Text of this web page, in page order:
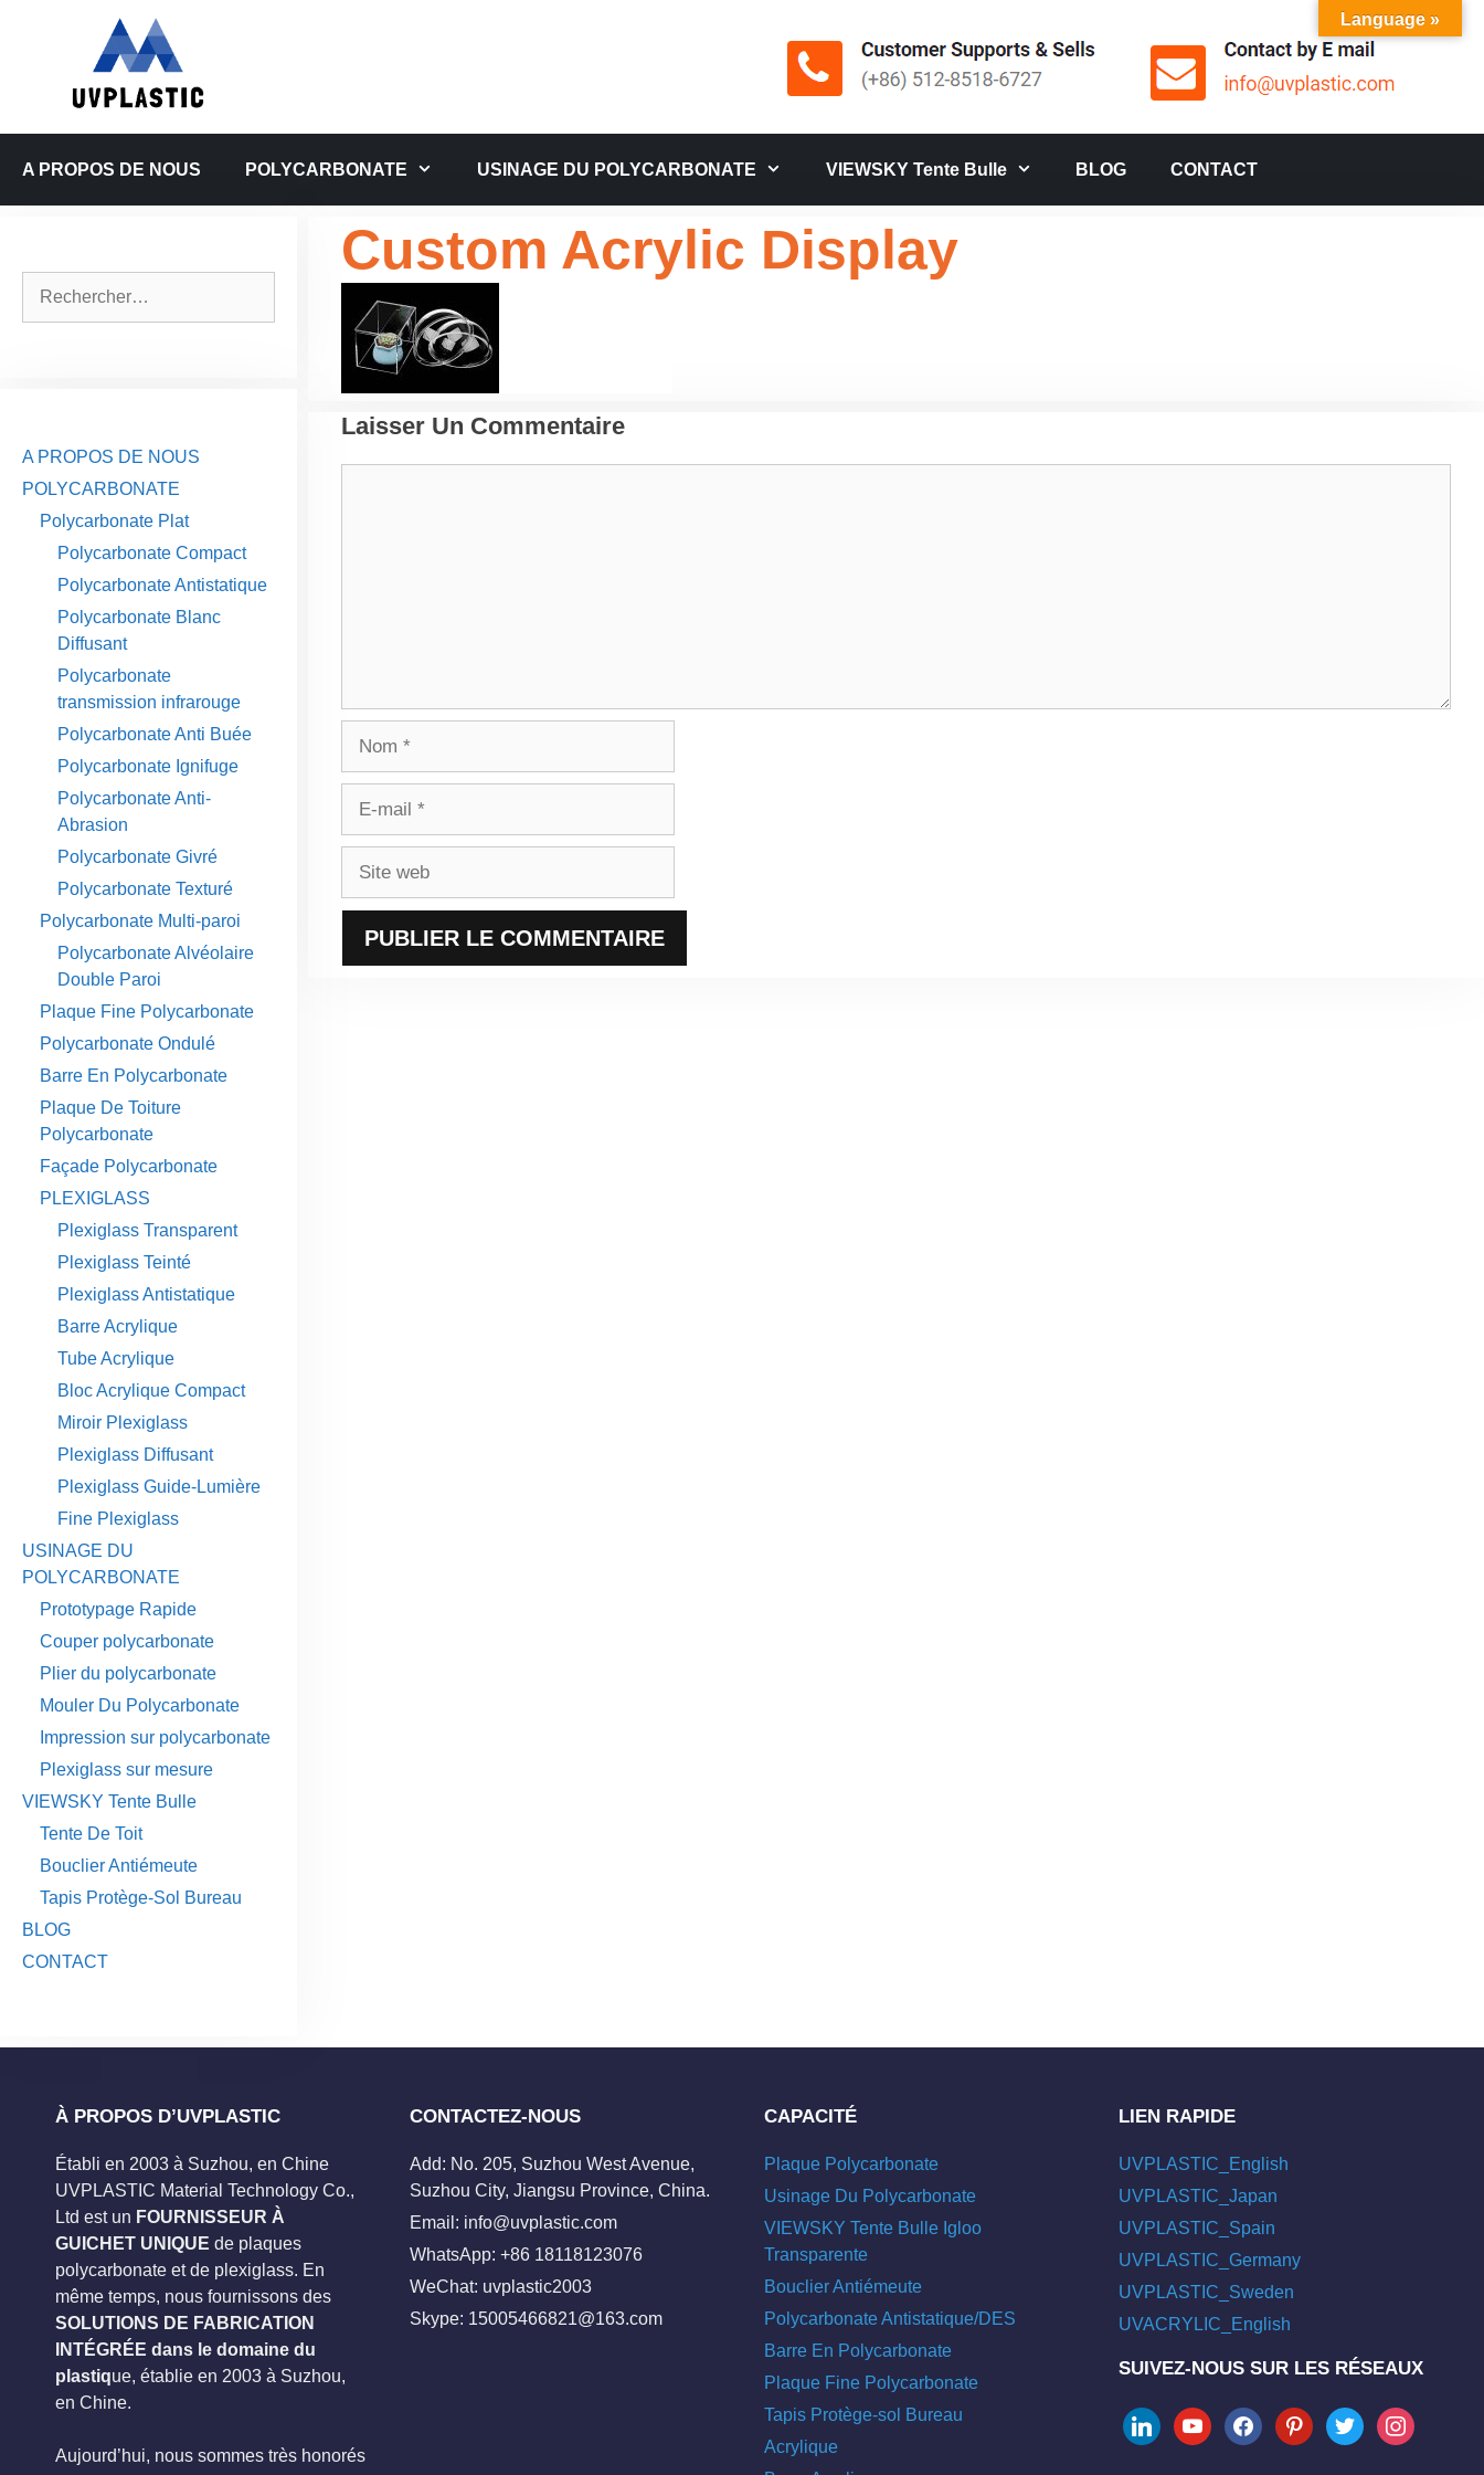
A PROPOS DE NOUS POLYCARBONATE USINAGE DU POLYCARBONATE VIEWSKY Tente Bulle BLOG CONTACT
Custom Acrylic Display
Laisser Un Commentaire
A PROPOS DE NOUS
POLYCARBONATE
Polycarbonate Plat
Polycarbonate Compact
Polycarbonate Antistatique
Polycarbonate Blanc
Diffusant
Polycarbonate
transmission infrarouge
Polycarbonate Anti Buée
Polycarbonate Ignifuge
Polycarbonate Anti-
Abrasion
Polycarbonate Givré
Polycarbonate Texturé
Polycarbonate Multi-paroi
Polycarbonate Alvéolaire
Double Paroi
Plaque Fine Polycarbonate
Polycarbonate Ondulé
Barre En Polycarbonate
Plaque De Toiture
Polycarbonate
Façade Polycarbonate
PLEXIGLASS
Plexiglass Transparent
Plexiglass Teinté
Plexiglass Antistatique
Barre Acrylique
Tube Acrylique
Bloc Acrylique Compact
Miroir Plexiglass
Plexiglass Diffusant
Plexiglass Guide-Lumière
Fine Plexiglass
USINAGE DU
POLYCARBONATE
Prototypage Rapide
Couper polycarbonate
Plier du polycarbonate
Mouler Du Polycarbonate
Impression sur polycarbonate
Plexiglass sur mesure
VIEWSKY Tente Bulle
Tente De Toit
Bouclier Antiémeute
Tapis Protège-Sol Bureau
BLOG
CONTACT
À PROPOS D’UVPLASTIC
Établi en 2003 à Suzhou, en Chine
UVPLASTIC Material Technology Co.,
Ltd est un FOURNISSEUR À
GUICHET UNIQUE de plaques
polycarbonate et de plexiglass. En
même temps, nous fournissons des
SOLUTIONS DE FABRICATION
INTÉGRÉE dans le domaine du
plastique, établie en 2003 à Suzhou,
en Chine.
Aujourd’hui, nous sommes très honorés
CONTACTEZ-NOUS
Add: No. 205, Suzhou West Avenue,
Suzhou City, Jiangsu Province, China.
Email: info@uvplastic.com
WhatsApp: +86 18118123076
WeChat: uvplastic2003
Skype: 15005466821@163.com
CAPACITÉ
Plaque Polycarbonate
Usinage Du Polycarbonate
VIEWSKY Tente Bulle Igloo
Transparente
Bouclier Antiémeute
Polycarbonate Antistatique/DES
Barre En Polycarbonate
Plaque Fine Polycarbonate
Tapis Protège-sol Bureau
Acrylique
LIEN RAPIDE
UVPLASTIC_English
UVPLASTIC_Japan
UVPLASTIC_Spain
UVPLASTIC_Germany
UVPLASTIC_Sweden
UVACRYLIC_English
SUIVEZ-NOUS SUR LES RÉSEAUX
linkedinyoutubefacebookpinteresttwitter instagram
Language »